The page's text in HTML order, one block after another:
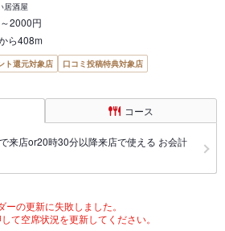
居酒屋
2000円
ら408m
ト還元対象店
口コミ投稿特典対象店
コース
来店or20時30分以降来店で使える お会計
ーの更新に失敗しました。
て空席状況を更新してください。